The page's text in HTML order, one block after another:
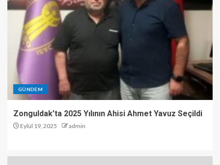
GÜNDEM
Zonguldak’ta 2025 Yılının Ahisi Ahmet Yavuz Seçildi
Eylül 19, 2025 admin